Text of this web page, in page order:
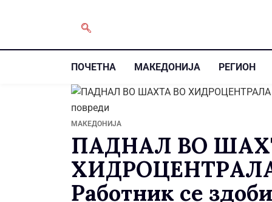
ПОЧЕТНА МАКЕДОНИЈА РЕГИОН
МАКЕДОНИЈА
ПАДНАЛ ВО
Работник се